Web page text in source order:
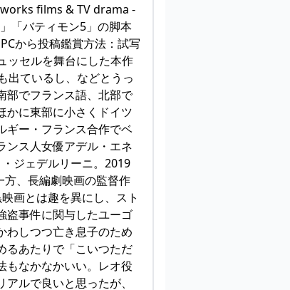
films & TV drama -
「バティモン5」の脚本
から投稿鑑賞方法：試写
ッセルを舞台にした本作
出ているし、などとうっ
部でフランス語、北部で
かに東部に小さくドイツ
ギー・フランス合作でベ
ンス人女優アデル・エネ
ジェデルリーニ。2019
、長編劇映画の監督作
画とは趣を異にし、スト
盗事件に関与したユーゴ
わしつつ亡き息子のため
るあたりで「こいつただ
もなかなかいい。レオ役
ルで良いと思ったが、